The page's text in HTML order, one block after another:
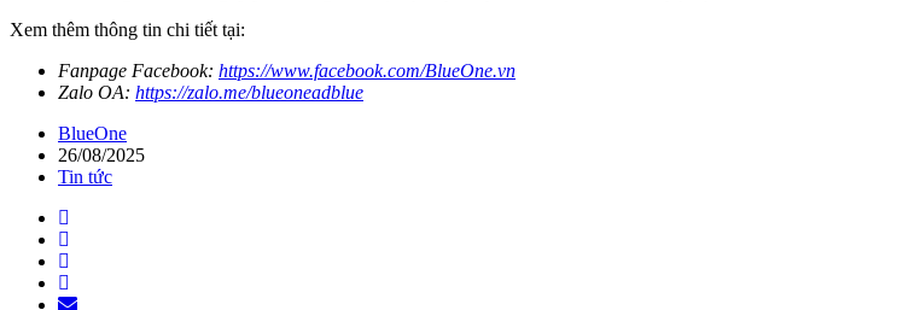
Xem thêm thông tin chi tiết tại:
Fanpage Facebook: https://www.facebook.com/BlueOne.vn
Zalo OA: https://zalo.me/blueoneadblue
BlueOne
26/08/2025
Tin tức